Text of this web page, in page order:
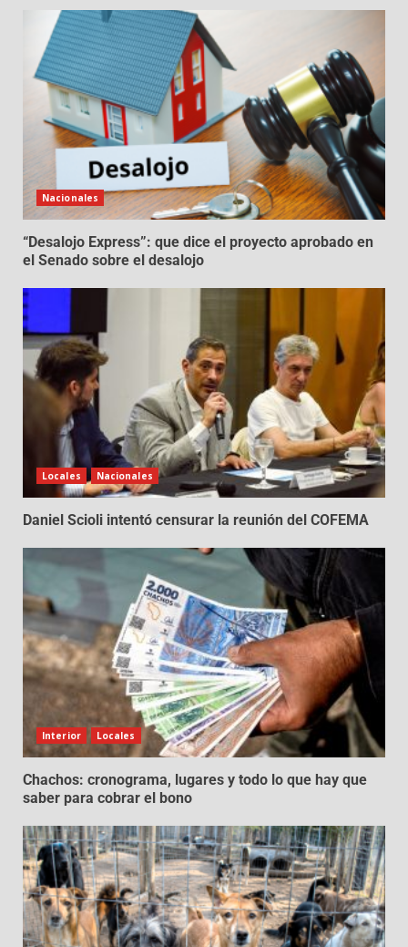
Nacionales
“Desalojo Express”: que dice el proyecto aprobado en
el Senado sobre el desalojo
Locales Nacionales
Daniel Scioli intentó censurar la reunión del COFEMA
Interior Locales
Chachos: cronograma, lugares y todo lo que hay que
saber para cobrar el bono